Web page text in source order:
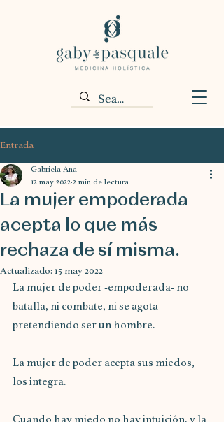
Entrada
La mujer empoderada
acepta lo que más
rechaza de sí misma.
Gabriela Ana
12 may 2022 2 min de lectura
Actualizado: 15 may 2022
La mujer de poder -empoderada- no
batalla, ni combate, ni se agota
pretendiendo ser un hombre.
La mujer de poder acepta sus miedos,
los integra.
Cuando hay miedo no hay intuición, y la